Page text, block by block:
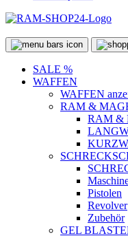
SALE %
WAFFEN
WAFFEN
RAM &
RAM &
Pistolen
Revolver
Zubehör
GEL